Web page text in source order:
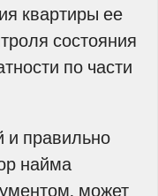
квартиры ее
состояния
по части
правильно
найма
может